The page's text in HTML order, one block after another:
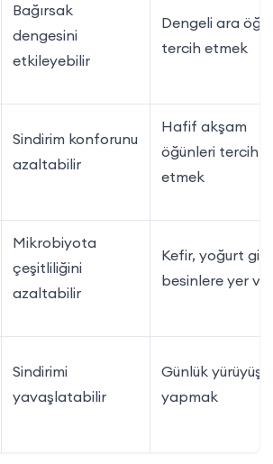
Bağırsak
dengesini
etkileyebilir
Dengeli ara
tercih etmek
Sindirim konforunu
azaltabilir
Hafif akşam
öğünleri tercih
etmek
Mikrobiyota
çeşitliliğini
azaltabilir
Kefir, yoğurt gibi
besinlere yer
Sindirimi
yavaşlatabilir
Günlük yürüyüş
yapmak